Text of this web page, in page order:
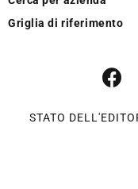
Griglia di riferimento
STATO